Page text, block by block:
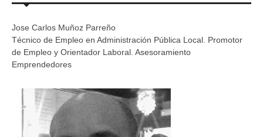
Jose Carlos Muñoz Parreño
Técnico de Empleo en Administración Pública Local. Promotor
de Empleo y Orientador Laboral. Asesoramiento
Emprendedores